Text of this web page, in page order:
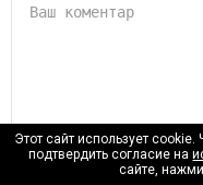
Этот сайт использует
подтвердить согласие на
сайте,